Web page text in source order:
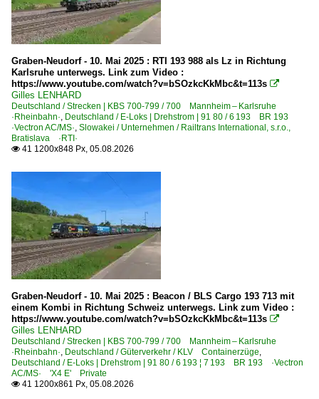
Rottweil
Singen (Htw)
Dampfloks
BR 01 DB 001 · DR 01.20 ·DRG-Einheitslok·
BR 01.10 Öl DB 012 ·DB-Umbau·
BR 50 DB 050-053 ·DB-Umbau·
BR 50 DR 50.35-37 ·DR-Rekolok·
BR 52 DR 52.1-7/52.9 ·Kriegslok·
BR 64 DB 064 · DR 64.1 ·DRG-Einheitslok·
BR 75.4/10-11 DB 075 bad. VIc
BR 78.0-5 DB 078 · DR 78.1 preuß. T18
BR 86 DB 086 · DR 86.1
BR 93.5-12 DB 093 · DR 93.1-6 preuß. T 14.1
Dampfloks | ohne BR-Nummer | Private | Industrie
~ Sonstige
Dieselloks | 92 80
Graben-Neudorf - 10. Mai 2025 : RTI 193 988 als Lz in Richtung
Karlsruhe unterwegs. Link zum Video :
https://www.youtube.com/watch?v=bSOzkcKkMbc&t=113s 
Gilles LENHARD
Deutschland / Strecken | KBS 700-799 / 700 Mannheim – Karlsruhe
·Rheinbahn·, Deutschland / E-Loks | Drehstrom | 91 80 / 6 193 BR 193
·Vectron AC/MS·, Slowakei / Unternehmen / Railtrans International, s.r.o.,
Bratislava ·RTI·
 41 1200x848 Px, 05.08.2026
Graben-Neudorf - 10. Mai 2025 : Beacon / BLS Cargo 193 713 mit
einem Kombi in Richtung Schweiz unterwegs. Link zum Video :
https://www.youtube.com/watch?v=bSOzkcKkMbc&t=113s 
Gilles LENHARD
Deutschland / Strecken | KBS 700-799 / 700 Mannheim – Karlsruhe
·Rheinbahn·, Deutschland / Güterverkehr / KLV Containerzüge,
Deutschland / E-Loks | Drehstrom | 91 80 / 6 193 ¦ 7 193 BR 193 ·Vectron
AC/MS· 'X4 E' Private
 41 1200x861 Px, 05.08.2026